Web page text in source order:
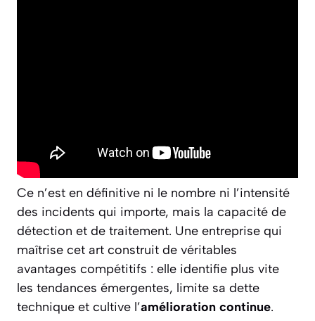
Ce n’est en définitive ni le nombre ni l’intensité
des incidents qui importe, mais la capacité de
détection et de traitement. Une entreprise qui
maîtrise cet art construit de véritables
avantages compétitifs : elle identifie plus vite
les tendances émergentes, limite sa dette
technique et cultive l’amélioration continue.